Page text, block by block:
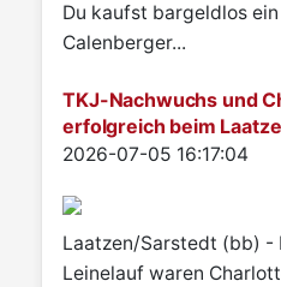
Du kaufst bargeldlos
Calenberger...
TKJ-Nachwuchs und
erfolgreich beim
Details
2026-07-05 16:17:04
Laatzen/Sarstedt (bb) -
Leinelauf waren